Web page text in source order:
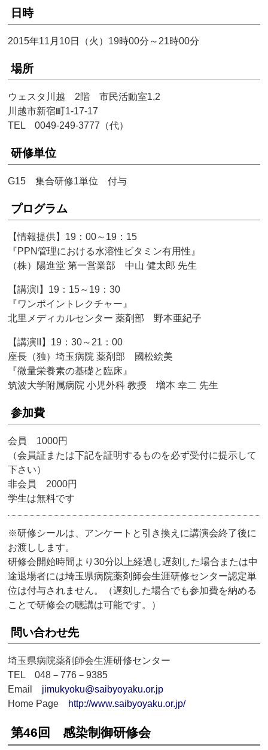
日時
2015年11月10日（火）19時00分～21時00分
場所
ウェスタ川越 2階 市民活動室1,2
川越市新宿町1-17-17
TEL 0049-249-3777（代）
研修単位
G15 集合研修1単位 付与
プログラム
【情報提供】19：00～19：15
『PPN管理における水溶性ビタミン有用性』
（株）陽進堂 第一営業部 中山 健太郎 先生
【講演I】19：15～19：30
『ワンポイントレクチャー』
北里メディカルセンター 薬剤部 野本亜紀子
【講演II】19：30～21：00
座長（独）埼玉病院 薬剤部 國松絵美
『微量栄養素の基礎と臨床』
筑波大学附属病院 小児外科 教授 増本 幸二 先生
参加費
会員 1000円
（会員証または下記を証明するものを必ず受付に提示して
下さい）
非会員 2000円
学生は無料です
※研修シールは、アンケートと引き換えに講演会終了後に
お渡しします。
研修会開始時間より30分以上経過し遅刻した場合または中
途退場者には埼玉県病院薬剤師会生涯研修センター認定単
位は付与されません。（遅刻した場合でも参加費を納める
ことで研修会の聴講は可能です。）
問い合わせ先
埼玉県病院薬剤師会生涯研修センター
TEL 048－776－9385
Email jimukyoku@saibyoyaku.or.jp
Home Page http://www.saibyoyaku.or.jp/
第46回 感染制御研修会